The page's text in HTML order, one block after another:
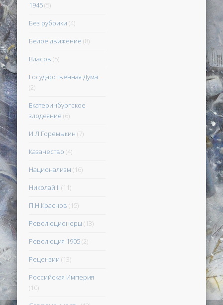
1945(5)
Без рубрики (4)
Белое движение (8)
Власов (5)
Государственная Дума
(2)
Екатеринбургское
злодеяние (6)
И.Л.Горемыкин (7)
Казачество (4)
Национализм (16)
Николай II (11)
П.Н.Краснов (15)
Революционеры (13)
Революция 1905(2)
Рецензии (13)
Российская Империя
(10)